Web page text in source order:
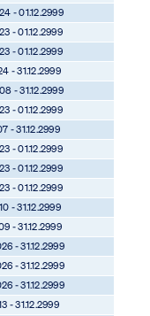
- 01.12.2999
- 01.12.2999
- 01.12.2999
- 31.12.2999
- 31.12.2999
- 01.12.2999
- 31.12.2999
- 01.12.2999
- 01.12.2999
- 01.12.2999
- 31.12.2999
- 31.12.2999
- 31.12.2999
- 31.12.2999
- 31.12.2999
- 31.12.2999